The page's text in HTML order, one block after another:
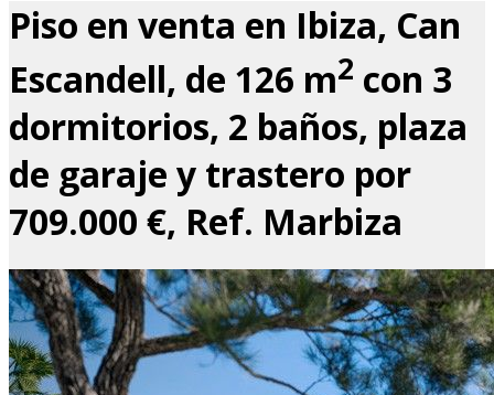
Piso en venta en Ibiza, Can
Escandell, de 126 m2 con 3
dormitorios, 2 baños, plaza
de garaje y trastero por
709.000 €, Ref. Marbiza